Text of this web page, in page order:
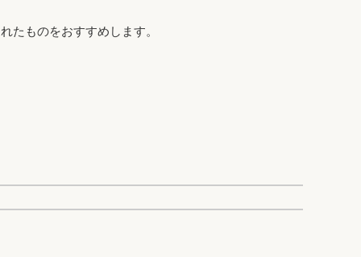
たものをおすすめします。